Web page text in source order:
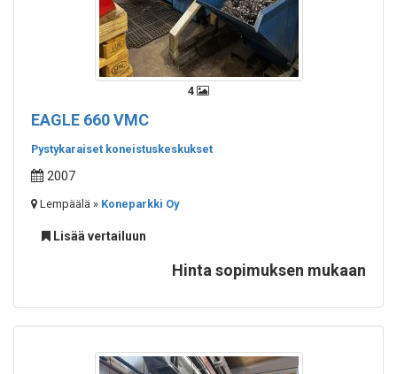
4
EAGLE 660 VMC
Pystykaraiset koneistuskeskukset
2007
Lempäälä » Koneparkki Oy
Lisää vertailuun
Hinta sopimuksen mukaan